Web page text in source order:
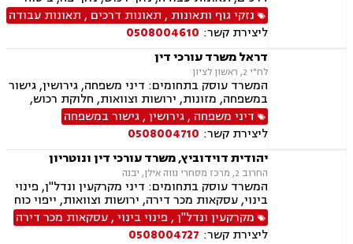
לאומי – נכות מעבודה, נכות כללית, דיני עבודה –
הטרדות מיניות במקום העבודה, התעמרות, הלנת
שכר, משרד הביטחון, ליטיגציה אזרחית, ייפוי כוח
מתמשך, משפט מסחרי, צוואות, ירושות, הסכמי
ממון, הסכמי פרידה
נזקי גוף ותאונות , תאונות דרכים , תאונות עבודה
ליצירת קשר: 0508004610
דראל משרד עורכי דין
לח"י 2, ראשון לציון
המשרד עוסק בתחומים: דיני משפחה, גירושין, גישור
במשפחה, מזונות, ירושות וצוואות, חלוקת רכוש,
חטיפת ילדים, ידועים בציבור, הורות חד מינית,
משמורת
דיני משפחה ,גירושין,גישור במשפחה
ליצירת קשר: 0508004710
יהודית דוידוביץ, משרד עורכי דין ונוטריון
החרוב 2, מרכז מסחרי נווה אילן, יבנה
המשרד עוסק בתחומים: דיני מקרקעין ונדל"ן, פינוי
בינוי, עסקאות מכר דירה, ירושות וצוואות, ייפוי כוח
מתמשך, מיסוי נדל"ן, תמ"א 38, הסכמי ממון,
מושבים וקיבוצים, מגרשים לבניה.
מקרקעין ונדל"ן, פינוי בינוי,עסקאות מכר דירה
ליצירת קשר: 0508004727